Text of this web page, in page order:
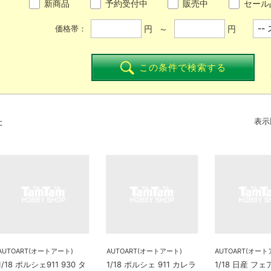
新商品 予約受付中 販売中 セール
価格帯： 円 ～ 円
この条件で検索する
表
オートアート)
18 ポルシェ911 930 タ
AUTOART(オートアート)
1/18 ポルシェ 911 カレラ
AUTOART(オート
1/18 日産 フェ